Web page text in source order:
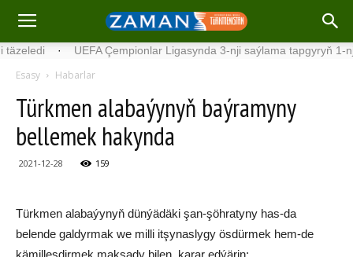
· UEFA Çempionlar Ligasynda 3-nji saýlama tapgyryň 1-nji
Esasy Habarlar
Türkmen alabaýynyň baýramyny
bellemek hakynda
2021-12-28 159
Türkmen alabaýynyň dünýädäki şan-şöhratyny has-da
belende galdyrmak we milli itşynaslygy ösdürmek hem-de
kämilleşdirmek maksady bilen, karar edýärin: